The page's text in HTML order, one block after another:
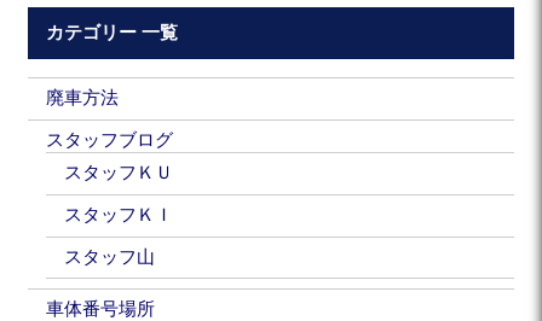
カテゴリー 一覧
廃車方法
スタッフブログ
スタッフＫＵ
スタッフＫＩ
スタッフ山
車体番号場所